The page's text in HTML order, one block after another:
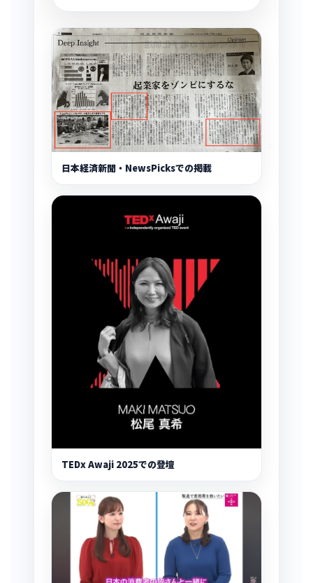
日本経済新聞・NewsPicksでの掲載
TEDx Awaji 2025での登壇